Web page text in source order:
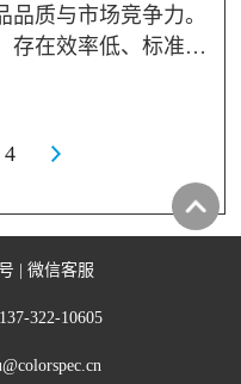
质与市场竞争力。
存在效率低、标准不
机凭借“图谱合一”
4
微信客服
137-322-10605